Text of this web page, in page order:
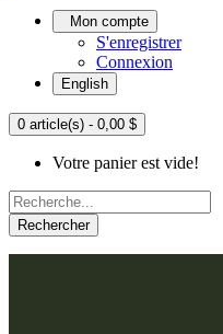
Mon compte
S'enregistrer
Connexion
English
0 article(s) - 0,00 $
Votre panier est vide!
Rechercher